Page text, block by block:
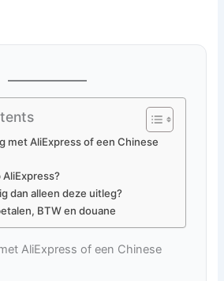
met AliExpress of een Chinese
dan alleen deze uitleg?
BTW en douane
AliExpress of een Chinese